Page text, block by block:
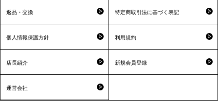
返品・交換 特定商取引法に基づく表記
個人情報保護方針 利用規約
店長紹介 新規会員登録
運営会社